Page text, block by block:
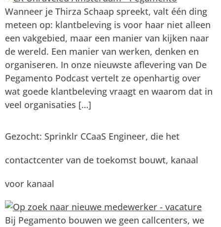
Wanneer je Thirza Schaap spreekt, valt één ding
meteen op: klantbeleving is voor haar niet alleen
een vakgebied, maar een manier van kijken naar
de wereld. Een manier van werken, denken en
organiseren. In onze nieuwste aflevering van De
Pegamento Podcast vertelt ze openhartig over
wat goede klantbeleving vraagt en waarom dat in
veel organisaties […]
Gezocht: Sprinklr CCaaS Engineer, die het
contactcenter van de toekomst bouwt, kanaal
voor kanaal
Bij Pegamento bouwen we geen callcenters, we